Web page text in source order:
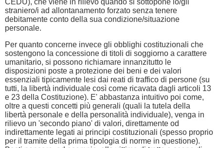
CEDU), che viene in rilievo quando si sottopone lo/gli
straniero/i ad allontanamento forzato senza tenere
debitamente conto della sua condizione/situazione
personale.
Per quanto concerne invece gli obblighi costituzionali che
sostengono la concessione di titoli di soggiorno a carattere
umanitario, si possono richiamare innanzitutto le
disposizioni poste a protezione dei beni e dei valori
essenziali tipicamente lesi dai reati di traffico di persone (su
tutti, la libertà individuale così come ricavata dagli articoli 13
e 23 della Costituzione). E' abbastanza intuitivo poi come,
oltre a questi concetti più generali (quali la tutela della
libertà personale e della personalità individuale), venga in
rilievo un 'secondo piano' di valori, direttamente od
indirettamente legati ai principi costituzionali (spesso proprio
per il tramite della prima tipologia di norme in questione).